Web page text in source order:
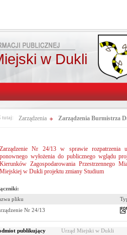
w Dukli
tutaj: Zarządzenia Zarządzenia Burmistrza
Zarządzenie Nr 24/13 w sprawie rozpatrzenia
ponownego wyłożenia do publicznego wglądu
Kierunków Zagospodarowania Przestrzennego
Miejskiej w Dukli projektu zmiany Studium
pliku
Nr 24/13
publikujący
Urząd Miejski w Dukli